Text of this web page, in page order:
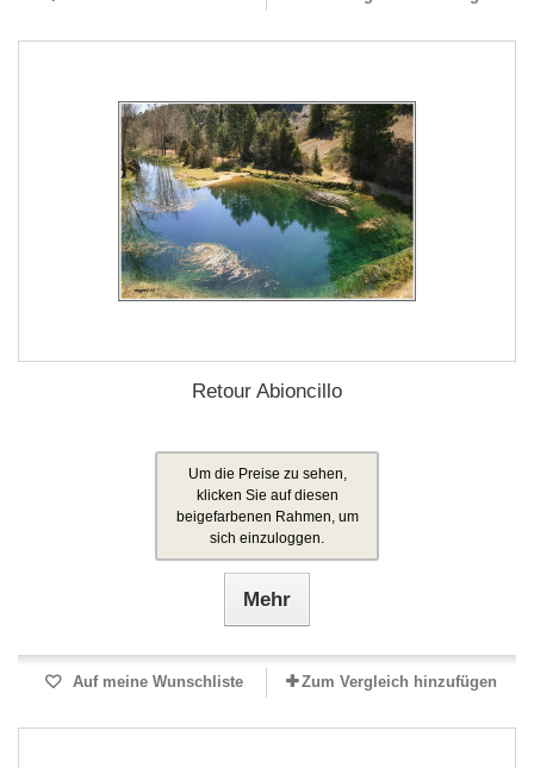
Retour Abioncillo
Um die Preise zu sehen,
klicken Sie auf diesen
beigefarbenen Rahmen, um
sich einzuloggen.
Mehr
Auf meine Wunschliste Zum Vergleich hinzufügen